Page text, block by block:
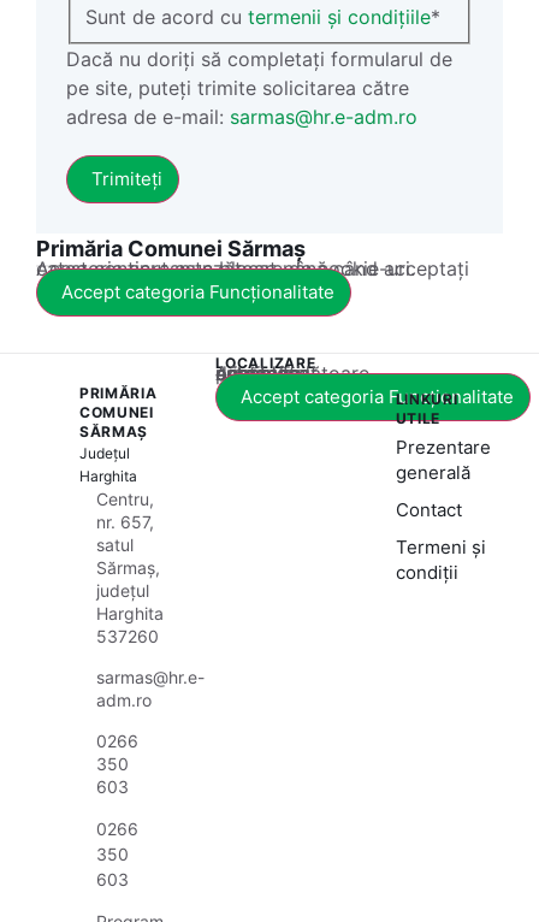
Sunt de acord cu termenii și condițiile*
Dacă nu doriți să completați formularul de
pe site, puteți trimite solicitarea către
adresa de e-mail: sarmas@hr.e-adm.ro
Primăria Comunei Sărmaș
Acest conținut este blocat până când acceptați categoria corespunzătoare de cookie-uri.
Accept categoria Funcționalitate
PRIMĂRIA
COMUNEI
SĂRMAȘ
Județul
Harghita
Centru,
nr. 657,
satul
Sărmaș,
județul
Harghita
537260
sarmas@hr.e-
adm.ro
0266
350
603
0266
350
603
LOCALIZARE
Acest conținut este blocat până când acceptați categoria corespunzătoare de cookie-uri.
Accept categoria Funcționalitate
LINKURI
UTILE
Prezentare
generală
Contact
Termeni și
condiții